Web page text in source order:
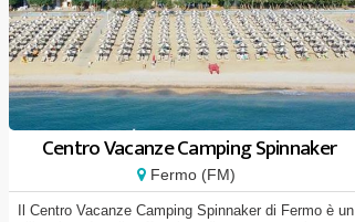
Centro Vacanze Camping Spinnaker
Fermo (FM)
Il Centro Vacanze Camping Spinnaker di Fermo è un